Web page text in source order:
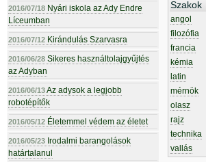
2016/07/18 Nyári iskola az Ady Endre
Líceumban
2016/07/12 Kirándulás Szarvasra
2016/06/28 Sikeres használtolajgyűjtés
az Adyban
2016/06/13Az adysok a legjobb
robotépítők
2016/05/12 Életemmel védem az életet
2016/05/23 Irodalmi barangolások
határtalanul
Szakok
angol
filozófia
francia
kémia
latin
mérnök
olasz
rajz
technika
vallás